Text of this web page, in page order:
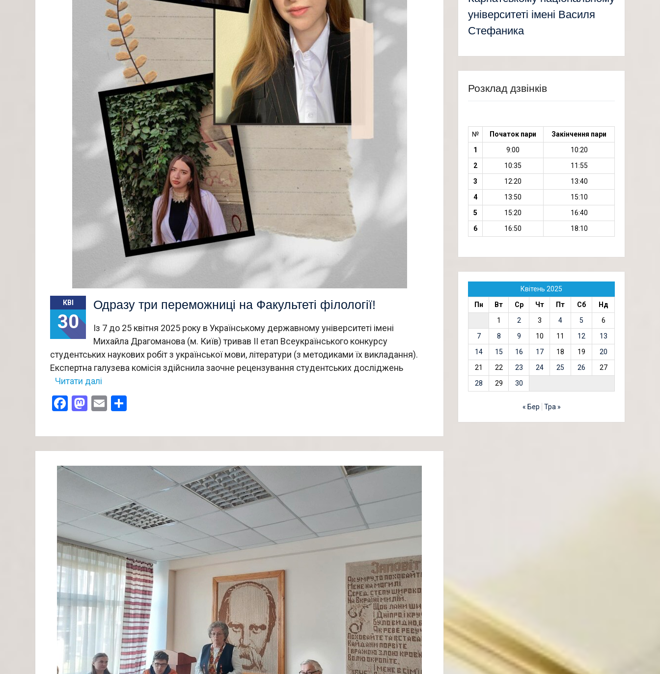
КВІ
30
Одразу три переможниці на Факультеті філології!
Із 7 до 25 квітня 2025 року в Українському державному університеті імені
Михайла Драгоманова (м. Київ) тривав ІІ етап Всеукраїнського конкурсу
студентських наукових робіт з української мови, літератури (з методиками їх викладання).
Експертна галузева комісія здійснила заочне рецензування студентських досліджень
Читати далі
Facebook
Mastodon
Email
університеті імені Василя
Стефаника
Розклад дзвінків
№ Початок пари
Закінчення пари
1
9:00
10:20
2
10:35
11:55
3
12:20
13:40
4
13:50
15:10
5
15:20
16:40
6
16:50 18:10
Квітень 2025
Пн
Вт Ср Чт Пт Сб
Нд
1
2 3 4 5
6
7
8 9 10 11 12
13
14
15 16 17 18 19
20
21
22 23 24 25 26
27
28
29 30
« Бер Тра »